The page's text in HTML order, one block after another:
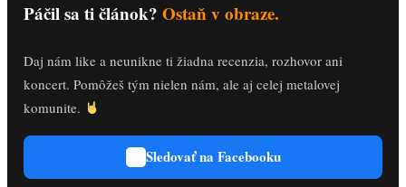
Páčil sa ti článok? Ostaň v obraze.
Daj nám like a neunikne ti žiadna recenzia, rozhovor ani
koncert. Pomôžeš tým nielen nám, ale aj celej metalovej
komunite.
Sledovať na Facebooku